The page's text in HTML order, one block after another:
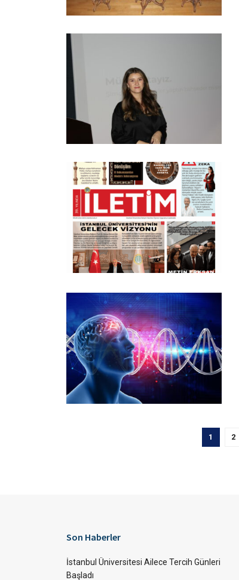
1 2
Son Haberler
İstanbul Üniversitesi Ailece Tercih Günleri
Başladı